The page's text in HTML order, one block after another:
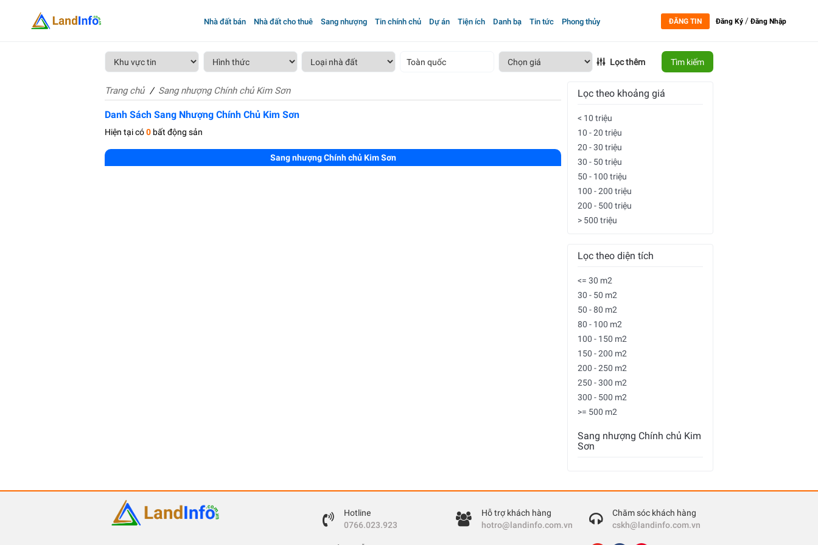
Nhà đất bán Nhà đất cho thuê Sang nhượng Tin chính chủ Dự án Tiện ích Danh bạ Tin tức Phong thủy ĐĂNG TIN Đăng Ký /Đăng Nhập
Toàn quốc Lọc thêm Tìm kiếm
Trang chủ Sang nhượng Chính chủ Kim Sơn
Danh Sách Sang Nhượng Chính Chủ Kim Sơn
Hiện tại có0 bất động sản
Sang nhượng Chính chủ Kim Sơn
Lọc theo khoảng giá
< 10 triệu
10 - 20 triệu
20 - 30 triệu
30 - 50 triệu
50 - 100 triệu
100 - 200 triệu
200 - 500 triệu
> 500 triệu
Lọc theo diện tích
<= 30 m2
30 - 50 m2
50 - 80 m2
80 - 100 m2
100 - 150 m2
150 - 200 m2
200 - 250 m2
250 - 300 m2
300 - 500 m2
>= 500 m2
Sang nhượng Chính chủ Kim
Sơn
Hotline
0766.023.923
Hỗ trợ khách hàng
hotro@landinfo.com.vn
Chăm sóc khách hàng
cskh@landinfo.com.vn